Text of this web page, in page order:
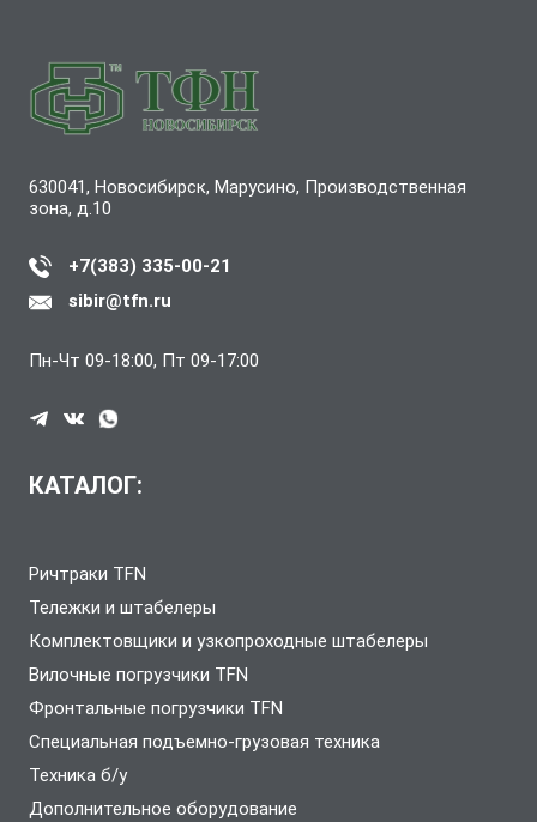
630041, Новосибирск, Марусино, Производственная
зона, д.10
+7(383) 335-00-21
sibir@tfn.ru
Пн-Чт 09-18:00, Пт 09-17:00
КАТАЛОГ:
Ричтраки TFN
Тележки и штабелеры
Комплектовщики и узкопроходные штабелеры
Вилочные погрузчики TFN
Фронтальные погрузчики TFN
Специальная подъемно-грузовая техника
Техника б/у
Дополнительное оборудование